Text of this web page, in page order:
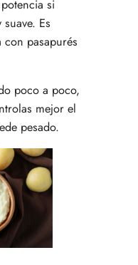
si
Es
con pasapurés
poco a poco,
mejor el
pesado.